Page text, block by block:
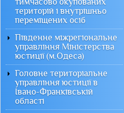
територій і внутрішньо
переміщених осіб
Південне міжрегіональне
управління Міністерства
юстиції (м.Одеса)
Головне територіальне
управління юстиції в
Івано-Франківській
області